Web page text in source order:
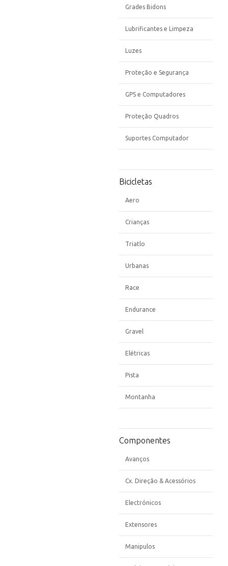
Grades Bidons
Lubrificantes e Limpeza
Luzes
Proteção e Segurança
GPS e Computadores
Proteção Quadros
Suportes Computador
Bicicletas
Aero
Crianças
Triatlo
Urbanas
Race
Endurance
Gravel
Elétricas
Pista
Montanha
Componentes
Avanços
Cx. Direção & Acessórios
Electrónicos
Extensores
Manipulos